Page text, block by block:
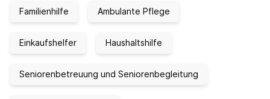
Familienhilfe Ambulante Pflege
Einkaufshelfer Haushaltshilfe
Seniorenbetreuung und Seniorenbegleitung